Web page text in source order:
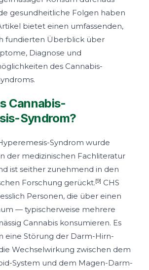
gesundheitliche Folgen haben
bietet einen umfassenden,
fundierten Überblick über
Diagnose und
des Cannabis-
Cannabis-
Syndrom?
Syndrom wurde
der medizinischen Fachliteratur
ist seither zunehmend in den
Forschung gerückt.[9] CHS
Personen, die über einen
— typischerweise mehrere
Cannabis konsumieren. Es
eine Störung der Darm-Hirn-
Wechselwirkung zwischen dem
System und dem Magen-Darm-